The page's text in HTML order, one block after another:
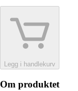
Legg i handlekurv
Om produktet